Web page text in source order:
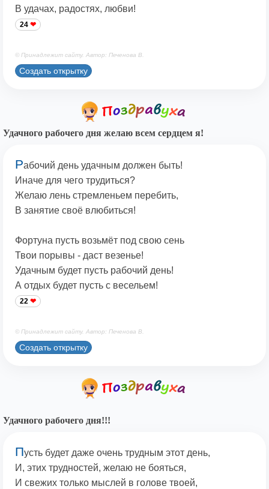
В удачах, радостях, любви!
24
© Принадлежит сайту. Автор: Печенова В.
Создать открытку
Удачного рабочего дня желаю всем сердцем я!
Рабочий день удачным должен быть!
Иначе для чего трудиться?
Желаю лень стремленьем перебить,
В занятие своё влюбиться!
Фортуна пусть возьмёт под свою сень
Твои порывы - даст везенье!
Удачным будет пусть рабочий день!
А отдых будет пусть с весельем!
22
© Принадлежит сайту. Автор: Печенова В.
Создать открытку
Удачного рабочего дня!!!
Пусть будет даже очень трудным этот день,
И, этих трудностей, желаю не бояться,
И свежих только мыслей в голове твоей,